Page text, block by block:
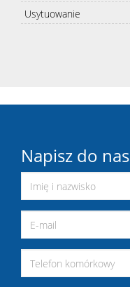
Usytuowanie
Napisz do nas